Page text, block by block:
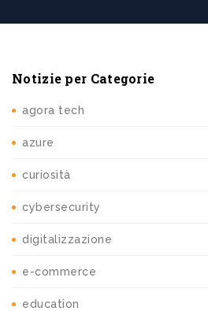
Notizie per Categorie
agora tech
azure
curiosità
cybersecurity
digitalizzazione
e-commerce
education